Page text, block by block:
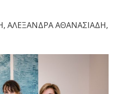
ΑΛΕΞΑΝΔΡΑ ΑΘΑΝΑΣΙΑΔΗ,